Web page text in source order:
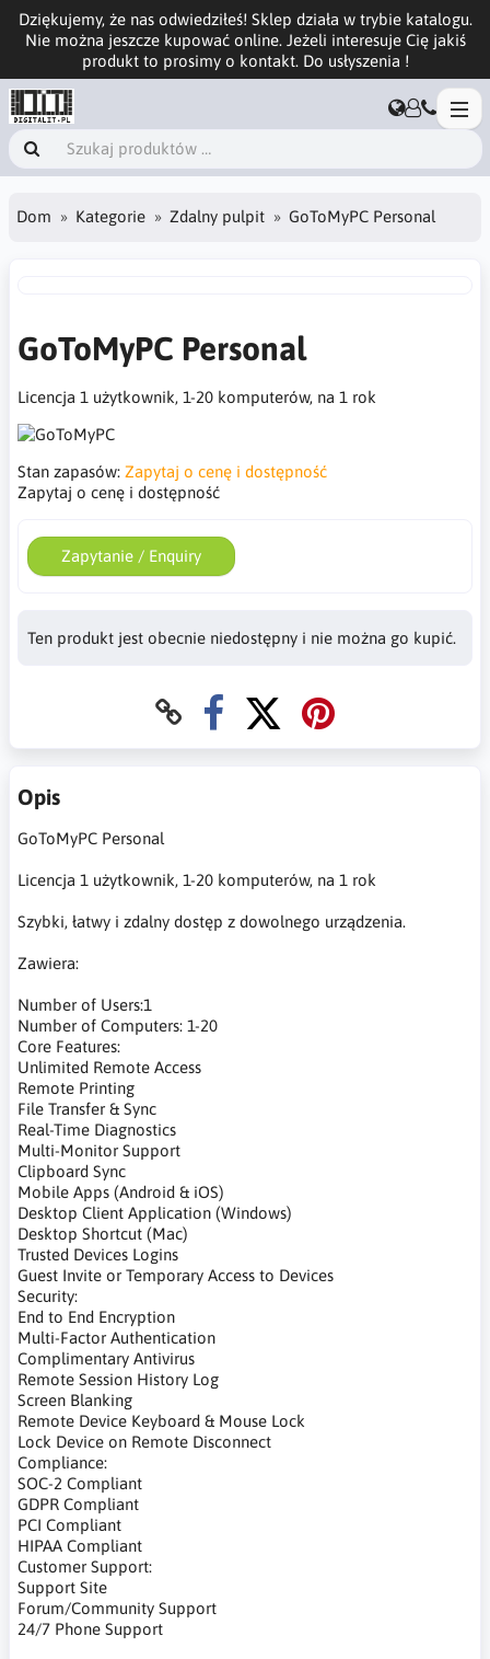
Dziękujemy, że nas odwiedziłeś! Sklep działa w trybie katalogu.
Nie można jeszcze kupować online. Jeżeli interesuje Cię jakiś
produkt to prosimy o kontakt. Do usłyszenia !
Dom Kategorie Zdalny pulpit GoToMyPC Personal
GoToMyPC Personal
Licencja 1 użytkownik, 1-20 komputerów, na 1 rok
Stan zapasów: Zapytaj o cenę i dostępność
Zapytaj o cenę i dostępność
Zapytanie / Enquiry
Ten produkt jest obecnie niedostępny i nie można go kupić.
Opis
GoToMyPC Personal
Licencja 1 użytkownik, 1-20 komputerów, na 1 rok
Szybki, łatwy i zdalny dostęp z dowolnego urządzenia.
Zawiera:
Number of Users:1
Number of Computers: 1-20
Core Features:
Unlimited Remote Access
Remote Printing
File Transfer & Sync
Real-Time Diagnostics
Multi-Monitor Support
Clipboard Sync
Mobile Apps (Android & iOS)
Desktop Client Application (Windows)
Desktop Shortcut (Mac)
Trusted Devices Logins
Guest Invite or Temporary Access to Devices
Security:
End to End Encryption
Multi-Factor Authentication
Complimentary Antivirus
Remote Session History Log
Screen Blanking
Remote Device Keyboard & Mouse Lock
Lock Device on Remote Disconnect
Compliance:
SOC-2 Compliant
GDPR Compliant
PCI Compliant
HIPAA Compliant
Customer Support:
Support Site
Forum/Community Support
24/7 Phone Support